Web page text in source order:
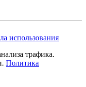
использования
трафика.
Политика